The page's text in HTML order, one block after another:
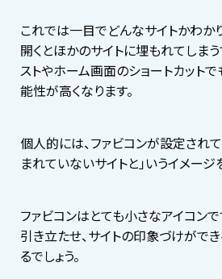
これでは一目でどんなサイトかわかり
開くとほかのサイトに埋もれてしまう
ストやホーム画面のショートカット
能性が高くなります。
個人的には、ファビコンが設定され
まれていないサイトと」いうイメージ
ファビコンはとても小さなアイコン
引き立たせ、サイトの印象づけがで
るでしょう。